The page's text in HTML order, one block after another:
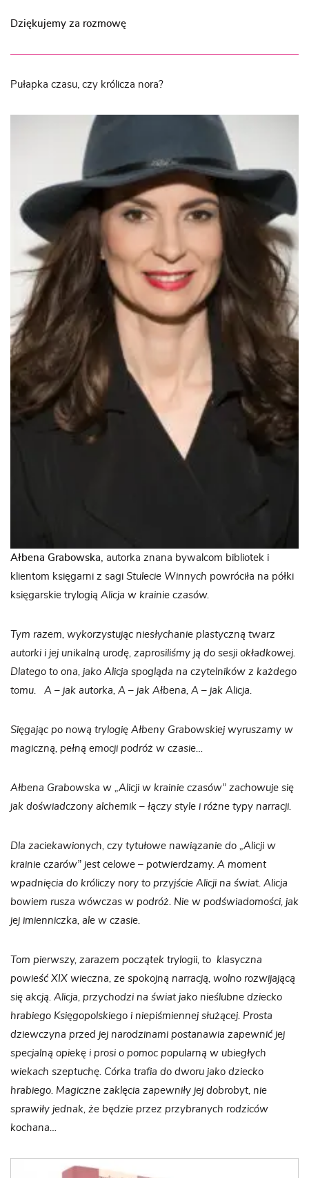
Dziękujemy za rozmowę
Pułapka czasu, czy królicza nora?
Ałbena Grabowska,
autorka znana bywalcom bibliotek i
klientom księgarni z sagi Stulecie Winnych powróciła na półki
księgarskie trylogią Alicja w krainie czasów.
Tym razem, wykorzystując niesłychanie plastyczną twarz
autorki i jej unikalną urodę, zaprosiliśmy ją do sesji okładkowej.
Dlatego to ona, jako Alicja spogląda na czytelników z każdego
tomu. A – jak autorka, A – jak Ałbena, A – jak Alicja.
Sięgając po nową trylogię Ałbeny Grabowskiej wyruszamy w
magiczną, pełną emocji podróż w czasie…
Ałbena Grabowska w „Alicji w krainie czasów” zachowuje się
jak doświadczony alchemik – łączy style i różne typy narracji.
Dla zaciekawionych, czy tytułowe nawiązanie do „Alicji w
krainie czarów” jest celowe – potwierdzamy. A moment
wpadnięcia do króliczy nory to przyjście Alicji na świat. Alicja
bowiem rusza wówczas w podróż. Nie w podświadomości, jak
jej imienniczka, ale w czasie.
Tom pierwszy, zarazem początek trylogii, to klasyczna
powieść XIX wieczna, ze spokojną narracją, wolno rozwijającą
się akcją. Alicja, przychodzi na świat jako nieślubne dziecko
hrabiego Księgopolskiego i niepiśmiennej służącej. Prosta
dziewczyna przed jej narodzinami postanawia zapewnić jej
specjalną opiekę i prosi o pomoc popularną w ubiegłych
wiekach szeptuchę. Córka trafia do dworu jako dziecko
hrabiego. Magiczne zaklęcia zapewniły jej dobrobyt, nie
sprawiły jednak, że będzie przez przybranych rodziców
kochana…